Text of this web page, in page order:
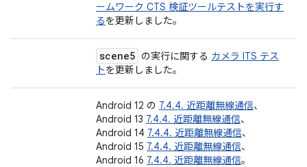
ームワーク CTS 検証ツールテストを実行す
るを更新しました。
scene5 の実行に関する カメラ ITS テス
トを更新しました。
Android 12 の 7.4.4. 近距離無線通信、
Android 13 7.4.4. 近距離無線通信、
Android 14 7.4.4. 近距離無線通信、
Android 15 7.4.4. 近距離無線通信、
Android 16 7.4.4. 近距離無線通信。